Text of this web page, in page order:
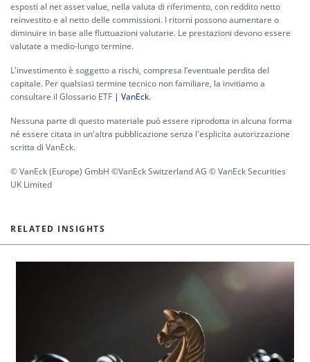
esposti al net asset value, nella valuta di riferimento, con reddito netto
reinvestito e al netto delle commissioni. I ritorni possono aumentare o
diminuire in base alle fluttuazioni valutarie. Le prestazioni devono essere
valutate a medio-lungo termine.
L'investimento è soggetto a rischi, compresa l’eventuale perdita del
capitale. Per qualsiasi termine tecnico non familiare, la invitiamo a
consultare il Glossario ETF | VanEck.
Nessuna parte di questo materiale può essere riprodotta in alcuna forma
né essere citata in un'altra pubblicazione senza l'esplicita autorizzazione
scritta di VanEck.
© VanEck (Europe) GmbH ©VanEck Switzerland AG © VanEck Securities
UK Limited
RELATED INSIGHTS